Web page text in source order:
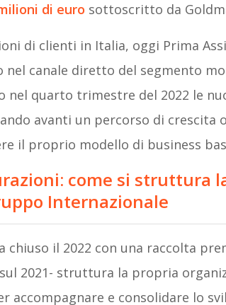
di euro sottoscritto da
di clienti in Italia, oggi Prima
nel canale diretto del segmento
nel quarto trimestre del 2022 le
avanti un percorso di crescita
il proprio modello di business
come si struttura
Internazionale
chiuso il 2022 con una raccolta
2021- struttura la propria
accompagnare e consolidare lo